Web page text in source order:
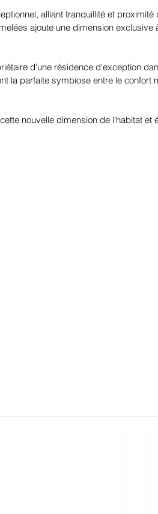
alliant tranquillité et
ajoute une dimension exclusive
d'une résidence d'exception
la parfaite symbiose entre le confort
nouvelle dimension de l'habitat et